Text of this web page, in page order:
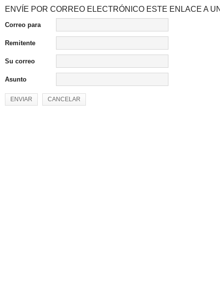
ENVÍE POR CORREO ELECTRÓNICO ESTE ENLACE A
Correo para
Remitente
Su correo
Asunto
ENVIAR CANCELAR